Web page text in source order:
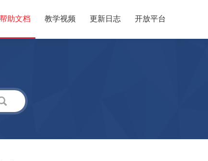
帮助文档 教学视频 更新日志 开放平台